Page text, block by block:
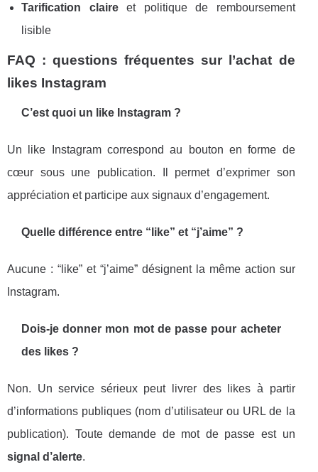
Tarification claireet politique de remboursement
lisible
FAQ : questions fréquentes sur l’achat de
likes Instagram
C’est quoi un like Instagram ?
Un like Instagram correspond au bouton en forme de
cœur sous une publication. Il permet d’exprimer son
appréciation et participe aux signaux d’engagement.
Quelle différence entre “like” et “j’aime” ?
Aucune : “like” et “j’aime” désignent la même action sur
Instagram.
Dois-je donner mon mot de passe pour acheter
des likes ?
Non. Un service sérieux peut livrer des likes à partir
d’informations publiques (nom d’utilisateur ou URL de la
publication). Toute demande de mot de passe est un
signal d’alerte.